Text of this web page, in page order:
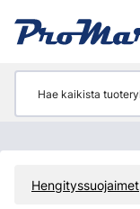
Hengityssuojaimet